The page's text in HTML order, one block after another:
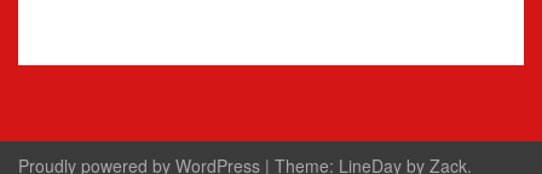
Proudly powered by WordPress | Theme: LineDay by Zack.